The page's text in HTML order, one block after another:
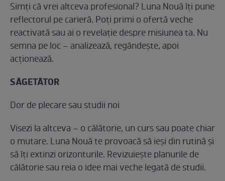
Simți că vrei altceva profesional? Luna Nouă îți pune
reflectorul pe carieră. Poți primi o ofertă veche
reactivată sau ai o revelație despre misiunea ta. Nu
semna pe loc – analizează, regândește, apoi
acționează.
SĂGETĂTOR
Dor de plecare sau studii noi
Visezi la altceva – o călătorie, un curs sau poate chiar
o mutare. Luna Nouă te provoacă să ieși din rutină și
să îți extinzi orizonturile. Revizuiește planurile de
călătorie sau reia o idee mai veche legată de studii.